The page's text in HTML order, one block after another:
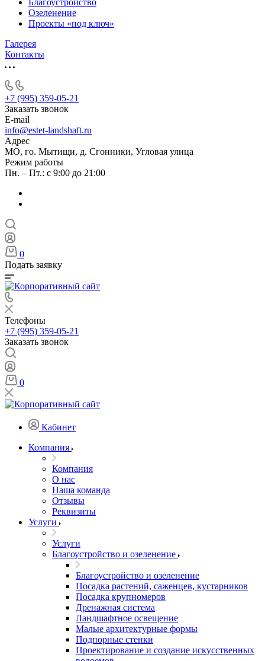
Благоустройство
Озеленение
Проекты «под ключ»
Галерея
Контакты
+7 (995) 359-05-21
Заказать звонок
E-mail
info@estet-landshaft.ru
Адрес
МО, го. Мытищи, д. Сгонники, Угловая улица
Режим работы
Пн. – Пт.: с 9:00 до 21:00
0
Подать заявку
Телефоны
+7 (995) 359-05-21
Заказать звонок
0
Кабинет
Компания
Компания
О нас
Наша команда
Отзывы
Реквизиты
Услуги
Услуги
Благоустройство и озеленение
Благоустройство и озеленение
Посадка растений, саженцев, кустарников
Посадка крупномеров
Дренажная система
Ландшафтное освещение
Малые архитектурные формы
Подпорные стенки
Проектирование и создание искусственных